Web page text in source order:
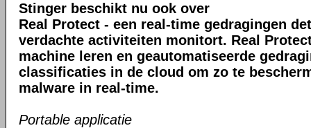
Stinger beschikt nu ook over
Real Protect - een real-time gedragingen
verdachte activiteiten monitort. Real
machine leren en geautomatiseerde
classificaties in de cloud om zo te
malware in real-time.
Portable applicatie